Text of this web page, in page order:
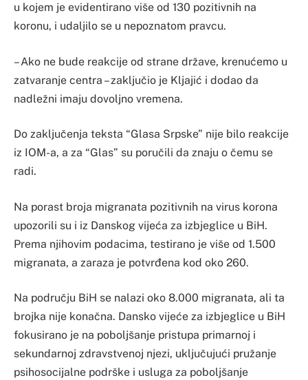
u kojem je evidentirano više od 130 pozitivnih na
koronu, i udaljilo se u nepoznatom pravcu.
– Ako ne bude reakcije od strane države, krenućemo u
zatvaranje centra – zaključio je Kljajić i dodao da
nadležni imaju dovoljno vremena.
Do zaključenja teksta “Glasa Srpske” nije bilo reakcije
iz IOM-a, a za “Glas” su poručili da znaju o čemu se
radi.
Na porast broja migranata pozitivnih na virus korona
upozorili su i iz Danskog vijeća za izbjeglice u BiH.
Prema njihovim podacima, testirano je više od 1.500
migranata, a zaraza je potvrđena kod oko 260.
Na području BiH se nalazi oko 8.000 migranata, ali ta
brojka nije konačna. Dansko vijeće za izbjeglice u BiH
fokusirano je na poboljšanje pristupa primarnoj i
sekundarnoj zdravstvenoj njezi, uključujući pružanje
psihosocijalne podrške i usluga za poboljšanje